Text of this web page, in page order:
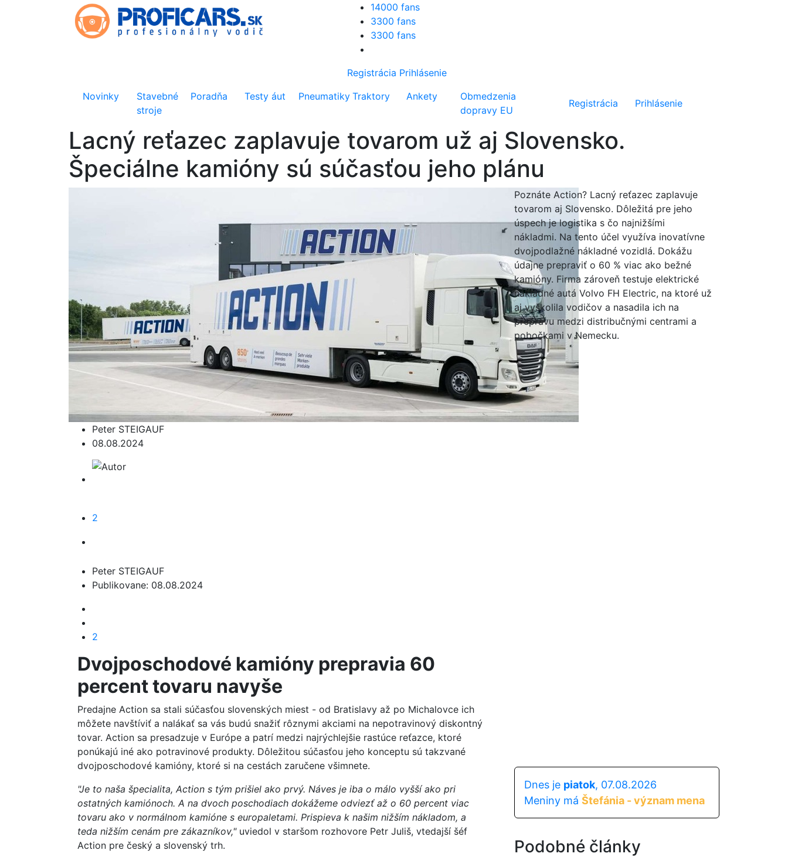
14000 fans
3300 fans
3300 fans
Registrácia Prihlásenie
Novinky
Stavebné
stroje
Poradňa Testy áut Pneumatiky Traktory Ankety
Obmedzenia
dopravy EU
Registrácia Prihlásenie
Lacný reťazec zaplavuje tovarom už aj Slovensko.
Špeciálne kamióny sú súčasťou jeho plánu
Peter STEIGAUF
08.08.2024
2
Poznáte Action? Lacný reťazec zaplavuje
tovarom aj Slovensko. Dôležitá pre jeho
úspech je logistika s čo najnižšími
nákladmi. Na tento účel využíva inovatívne
dvojpodlažné nákladné vozidlá. Dokážu
údajne prepraviť o 60 % viac ako bežné
kamióny. Firma zároveň testuje elektrické
nákladné autá Volvo FH Electric, na ktoré už
aj vyškolila vodičov a nasadila ich na
prepravu medzi distribučnými centrami a
pobočkami v Nemecku.
Peter STEIGAUF
Publikovane: 08.08.2024
2
Dvojposchodové kamióny prepravia 60
percent tovaru navyše
Predajne Action sa stali súčasťou slovenských miest - od Bratislavy až po Michalovce ich
môžete navštíviť a nalákať sa vás budú snažiť rôznymi akciami na nepotravinový diskontný
tovar. Action sa presadzuje v Európe a patrí medzi najrýchlejšie rastúce reťazce, ktoré
ponúkajú iné ako potravinové produkty. Dôležitou súčasťou jeho konceptu sú takzvané
dvojposchodové kamióny, ktoré si na cestách zaručene všimnete.
"Je to naša špecialita, Action s tým prišiel ako prvý. Náves je iba o málo vyšší ako pri
ostatných kamiónoch. A na dvoch poschodiach dokážeme odviezť až o 60 percent viac
tovaru ako v normálnom kamióne s europaletami. Prispieva k našim nižším nákladom, a
teda nižším cenám pre zákazníkov," uviedol v staršom rozhovore Petr Juliš, vtedajší šéf
Action pre český a slovenský trh.
Dnes je piatok, 07.08.2026
Meniny má Štefánia - význam mena
Podobné články